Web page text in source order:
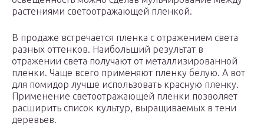
растениями светоотражающей пленкой.
В продаже встречается пленка с отражением света
разных оттенков. Наибольший результат в
отражении света получают от металлизированной
пленки. Чаще всего применяют пленку белую. А вот
для помидор лучше использовать красную пленку.
Применение светоотражающей пленки позволяет
расширить список культур, выращиваемых в тени
деревьев.